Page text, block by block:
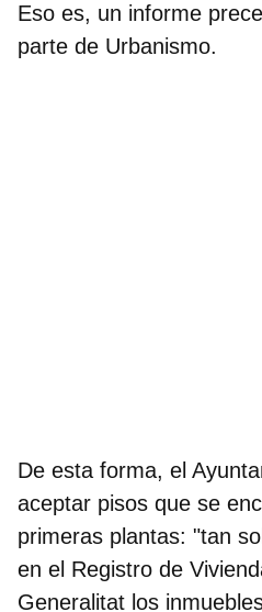
Eso es, un informe
parte de Urbanismo.
De esta forma, el
aceptar pisos que se
primeras plantas: "tan
en el Registro de
Generalitat los